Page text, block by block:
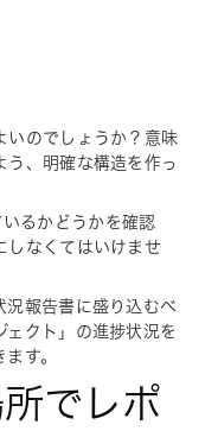
いのでしょうか？意味
う、明確な構造を作っ
いるかどうかを確認
しなくてはいけませ
況報告書に盛り込むべ
ェクト」の進捗状況を
す。
でレポ